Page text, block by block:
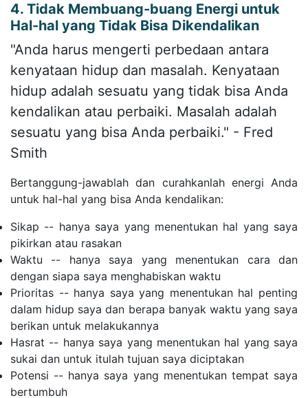
4. Tidak Membuang-buang Energi untuk
Hal-hal yang Tidak Bisa Dikendalikan
"Anda harus mengerti perbedaan antara
kenyataan hidup dan masalah. Kenyataan
hidup adalah sesuatu yang tidak bisa Anda
kendalikan atau perbaiki. Masalah adalah
sesuatu yang bisa Anda perbaiki." - Fred
Smith
Bertanggung-jawablah dan curahkanlah energi Anda
untuk hal-hal yang bisa Anda kendalikan:
Sikap -- hanya saya yang menentukan hal yang saya
pikirkan atau rasakan
Waktu -- hanya saya yang menentukan cara dan
dengan siapa saya menghabiskan waktu
Prioritas -- hanya saya yang menentukan hal penting
dalam hidup saya dan berapa banyak waktu yang saya
berikan untuk melakukannya
Hasrat -- hanya saya yang menentukan hal yang saya
sukai dan untuk itulah tujuan saya diciptakan
Potensi -- hanya saya yang menentukan tempat saya
bertumbuh